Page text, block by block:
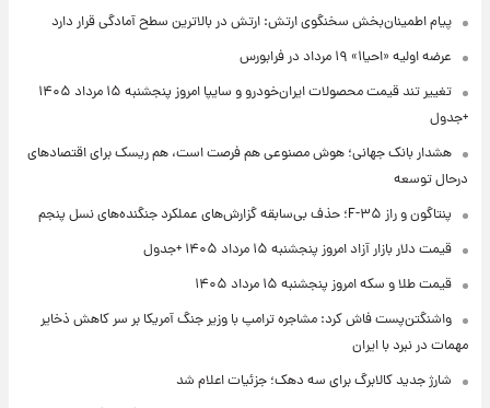
پیام اطمینان‌بخش سخنگوی ارتش: ارتش در بالاترین سطح آمادگی قرار دارد
عرضه اولیه «احیا۱» ۱۹ مرداد در فرابورس
تغییر تند قیمت محصولات ایران‌خودرو و سایپا امروز پنجشنبه ۱۵ مرداد ۱۴۰۵
+جدول
هشدار بانک جهانی؛ هوش مصنوعی هم فرصت است، هم ریسک برای اقتصادهای
درحال توسعه
پنتاگون و راز F-۳۵؛ حذف بی‌سابقه گزارش‌های عملکرد جنگنده‌های نسل پنجم
قیمت دلار بازار آزاد امروز پنجشنبه ۱۵ مرداد ۱۴۰۵ +جدول
قیمت طلا و سکه امروز پنجشنبه ۱۵ مرداد ۱۴۰۵
واشنگتن‌پست فاش کرد: مشاجره ترامپ با وزیر جنگ آمریکا بر سر کاهش ذخایر
مهمات در نبرد با ایران
شارژ جدید کالابرگ برای سه دهک؛ جزئیات اعلام شد